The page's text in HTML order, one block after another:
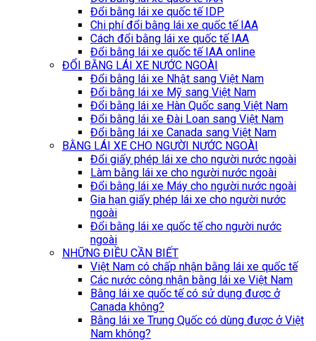
Đổi bằng lái xe quốc tế IDP
Chi phí đổi bằng lái xe quốc tế IAA
Cách đổi bằng lái xe quốc tế IAA
Đổi bằng lái xe quốc tế IAA online
ĐỔI BẰNG LÁI XE NƯỚC NGOÀI
Đổi bằng lái xe Nhật sang Việt Nam
Đổi bằng lái xe Mỹ sang Việt Nam
Đổi bằng lái xe Hàn Quốc sang Việt Nam
Đổi bằng lái xe Đài Loan sang Việt Nam
Đổi bằng lái xe Canada sang Việt Nam
BẰNG LÁI XE CHO NGƯỜI NƯỚC NGOÀI
Đổi giấy phép lái xe cho người nước ngoài
Làm bằng lái xe cho người nước ngoài
Đổi bằng lái xe Máy cho người nước ngoài
Gia hạn giấy phép lái xe cho người nước
ngoài
Đổi bằng lái xe quốc tế cho người nước
ngoài
NHỮNG ĐIỀU CẦN BIẾT
Việt Nam có chấp nhận bằng lái xe quốc tế
Các nước công nhận bằng lái xe Việt Nam
Bằng lái xe quốc tế có sử dụng được ở
Canada không?
Bằng lái xe Trung Quốc có dùng được ở Việt
Nam không?